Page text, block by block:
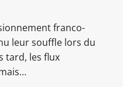
franco-
leur souffle lors du
tard, les flux